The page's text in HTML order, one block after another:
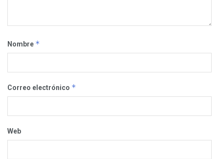
Nombre *
Correo electrónico *
Web